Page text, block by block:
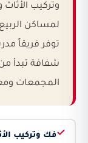
وتركيب الأثاث
لمساكن
توفر فريقاً
المجمعات
فك وتركيب